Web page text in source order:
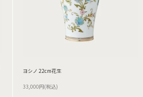
ヨシノ 22cm花生
33,000円(税込)